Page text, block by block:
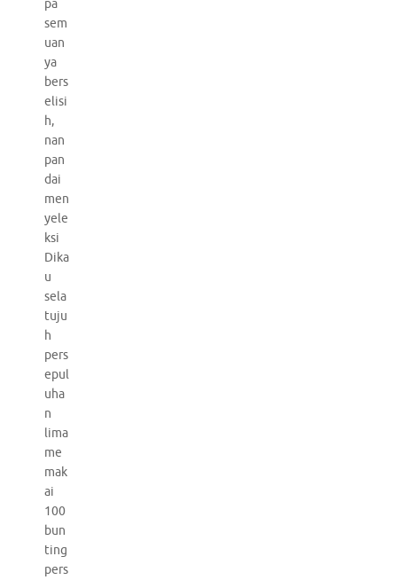
pa
sem
uan
ya
bers
elisi
h,
nan
pan
dai
men
yele
ksi
Dika
u
sela
tuju
h
pers
epul
uha
n
lima
me
mak
ai
100
bun
ting
pers